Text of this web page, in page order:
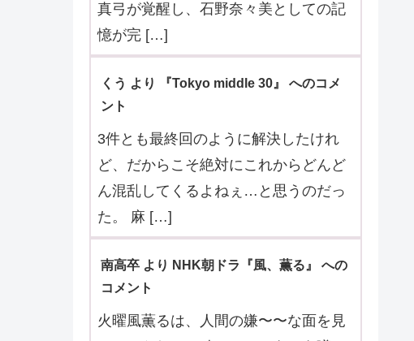
ラスト、びっくりしたよ。よく！帰っ
て！これたな！ その事情は私たちには
かも知 […]
くう より 『マイ・フィクション』 へのコ
メント
その「組織」？が何を目的としている
のかが具体的に分かってきた第5話。
憶が完 […]
くう より 『Tokyo middle 30』 へのコメ